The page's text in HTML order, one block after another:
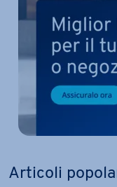
Articoli